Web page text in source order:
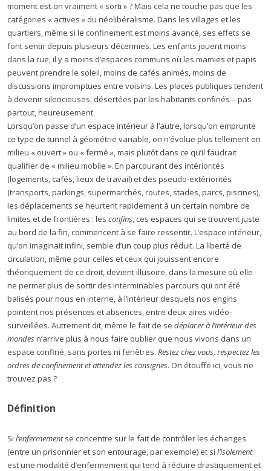
moment est-on vraiment « sorti » ? Mais cela ne touche pas que les
catégories « actives » du néolibéralisme. Dans les villages et les
quartiers, même si le confinement est moins avancé, ses effets se
font sentir depuis plusieurs décennies. Les enfants jouent moins
dans la rue, il y a moins d’espaces communs où les mamies et papis
peuvent prendre le soleil, moins de cafés animés, moins de
discussions impromptues entre voisins. Les places publiques tendent
à devenir silencieuses, désertées par les habitants confinés – pas
partout, heureusement.
Lorsqu’on passe d’un espace intérieur à l’autre, lorsqu’on emprunte
ce type de tunnel à géométrie variable, on n’évolue plus tellement en
milieu « ouvert » ou « fermé », mais plutôt dans ce qu’il faudrait
qualifier de « milieu mobile ». En parcourant des intériorités
(logements, cafés, lieux de travail) et des pseudo-extériorités
(transports, parkings, supermarchés, routes, stades, parcs, piscines),
les déplacements se heurtent rapidement à un certain nombre de
limites et de frontières : les confins, ces espaces qui se trouvent juste
au bord de la fin, commencent à se faire ressentir. L’espace intérieur,
qu’on imaginait infini, semble d’un coup plus réduit. La liberté de
circulation, même pour celles et ceux qui jouissent encore
théoriquement de ce droit, devient illusoire, dans la mesure où elle
ne permet plus de sortir des interminables parcours qui ont été
balisés pour nous en interne, à l’intérieur desquels nos engins
pointent nos présences et absences, entre deux aires vidéo-
surveillées. Autrement dit, même le fait de se déplacer à l’intérieur des
mondesn’arrive plus à nous faire oublier que nous vivons dans un
espace confiné, sans portes ni fenêtres. Restez chez vous, respectez les
ordres de confinement et attendez les consignes. On étouffe ici, vous ne
trouvez pas ?
Définition
Si l’enfermementse concentre sur le fait de contrôler les échanges
(entre un prisonnier et son entourage, par exemple) et si l’isolement
est une modalité d’enfermement qui tend à réduire drastiquement et